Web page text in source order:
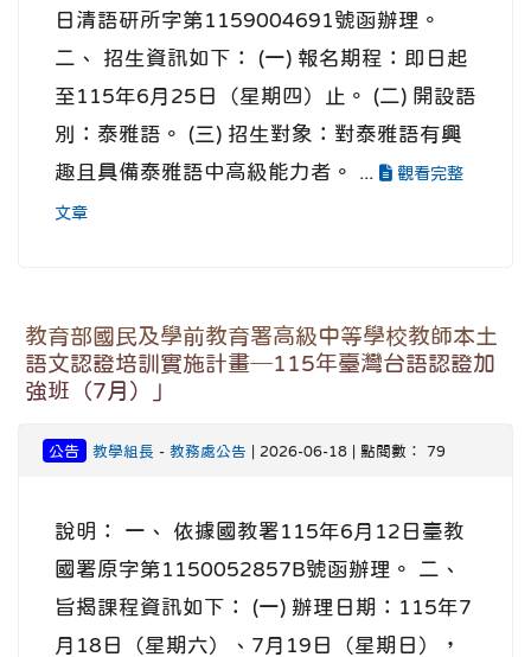
日清語研所字第1159004691號函辦理。
二、 招生資訊如下： (一) 報名期程：即日起
至115年6月25日（星期四）止。 (二) 開設語
別：泰雅語。 (三) 招生對象：對泰雅語有興
趣且具備泰雅語中高級能力者。 ...
觀看完整
文章
教育部國民及學前教育署高級中等學校教師本土
語文認證培訓實施計畫─115年臺灣台語認證加
強班（7月）」
公告 教學組長 - 教務處公告 | 2026-06-18 | 點閱數： 79
說明： 一、 依據國教署115年6月12日臺教
國署原字第1150052857B號函辦理。 二、
旨揭課程資訊如下： (一) 辦理日期：115年7
月18日（星期六）、7月19日（星期日），